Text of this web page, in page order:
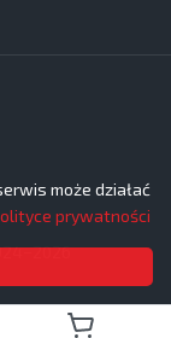
może działać
prywatności